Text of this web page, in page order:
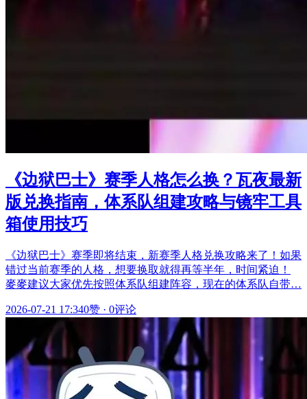
《边狱巴士》赛季人格怎么换？瓦夜最新
版兑换指南，体系队组建攻略与镜牢工具
箱使用技巧
《边狱巴士》赛季即将结束，新赛季人格兑换攻略来了！如果
错过当前赛季的人格，想要换取就得再等半年，时间紧迫！
麥麥建议大家优先按照体系队组建阵容，现在的体系队自带…
2026-07-21 17:340赞 · 0评论